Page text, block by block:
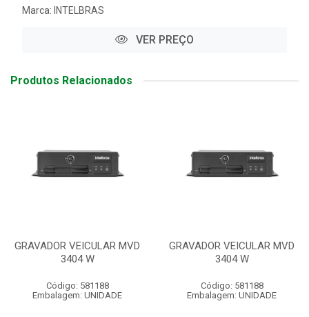
Marca: INTELBRAS
VER PREÇO
Produtos Relacionados
GRAVADOR VEICULAR MVD
3404 W
Código: 581188
Embalagem: UNIDADE
GRAVADOR VEICULAR MVD
3404 W
Código: 581188
Embalagem: UNIDADE